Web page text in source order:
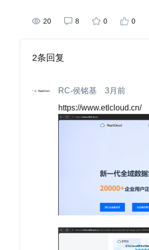
20 8 0 0
2条回复
RC-侯铭基
3月前
https://www.etlcloud.cn/